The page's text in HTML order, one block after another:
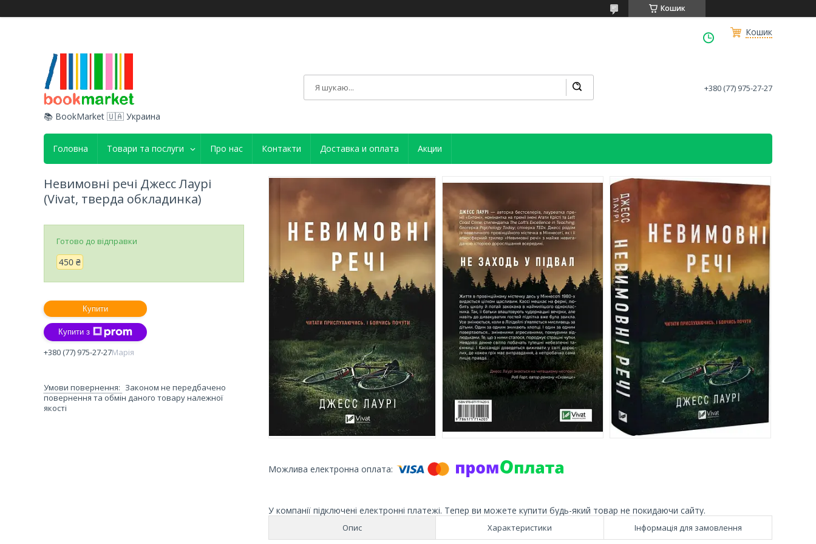
Кошик
Кошик
📚 BookMarket 🇺🇦 Украина
+380 (77) 975-27-27
Головна Товари та послуги Про нас Контакти Доставка и оплата Акции
У компанії підключені електронні платежі. Тепер ви можете купити будь-який товар не покидаючи сайту.
Опис Характеристики Інформація для замовлення
Невимовні речі Джесс Лаурі
(Vivat, тверда обкладинка)
Готово до відправки
450 ₴
Купити
Купити з
+380 (77) 975-27-27Марія
Законом не передбачено
повернення та обмін даного товару належної
якості